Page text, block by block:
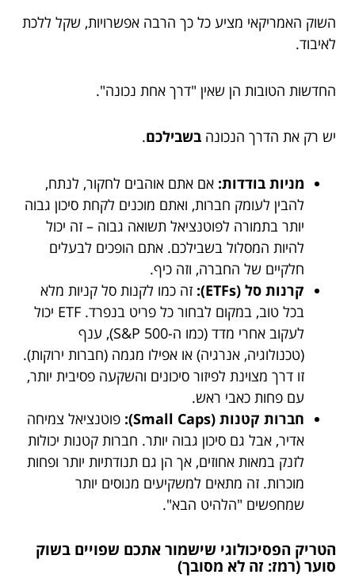
השוק האמריקאי מציע כל כך הרבה אפשרויות, שקל ללכת
לאיבוד.
החדשות הטובות הן שאין "דרך אחת נכונה".
יש רק את הדרך הנכונה בשבילכם.
מניות בודדות: אם אתם אוהבים לחקור, לנתח,
להבין לעומק חברות, ואתם מוכנים לקחת סיכון גבוה
יותר בתמורה לפוטנציאל תשואה גבוה – זה יכול
להיות המסלול בשבילכם. אתם הופכים לבעלים
חלקיים של החברה, וזה כיף.
קרנות סל (ETFs):
זה כמו לקנות סל קניות מלא
בכל טוב, במקום לבחור כל פריט בנפרד. ETF יכול
לעקוב אחרי מדד (כמו ה-S&P 500), ענף
(טכנולוגיה, אנרגיה) או אפילו מגמה (חברות ירוקות).
זו דרך מצוינת לפיזור סיכונים והשקעה פסיבית יותר,
עם פחות כאבי ראש.
חברות קטנות (Small Caps):
פוטנציאל צמיחה
אדיר, אבל גם סיכון גבוה יותר. חברות קטנות יכולות
לזנק במאות אחוזים, אך הן גם תנודתיות יותר ופחות
מוכרות. זה מתאים למשקיעים מנוסים יותר
שמחפשים "הלהיט הבא".
הטריק הפסיכולוגי שישמור אתכם שפויים בשוק
סוער (רמז: זה לא מסובך)